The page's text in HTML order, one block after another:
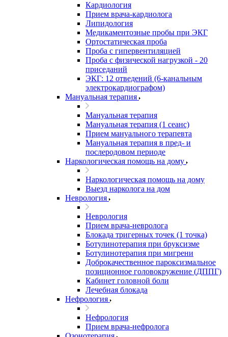
Кардиология
Прием врача-кардиолога
Липидология
Медикаментозные пробы при ЭКГ
Ортостатическая проба
Проба с гипервентиляцией
Проба с физической нагрузкой - 20
приседаний
ЭКГ: 12 отведений (6-канальным
электрокардиографом)
Мануальная терапия
Мануальная терапия
Мануальная терапия (1 сеанс)
Прием мануального терапевта
Мануальная терапия в пред- и
послеродовом периоде
Наркологическая помощь на дому
Наркологическая помощь на дому
Выезд нарколога на дом
Неврология
Неврология
Прием врача-невролога
Блокада тригерных точек (1 точка)
Ботулинотерапия при бруксизме
Ботулинотерапия при мигрени
Доброкачественное пароксизмальное
позиционное головокружение (ДППГ)
Кабинет головной боли
Лечебная блокада
Нефрология
Нефрология
Прием врача-нефролога